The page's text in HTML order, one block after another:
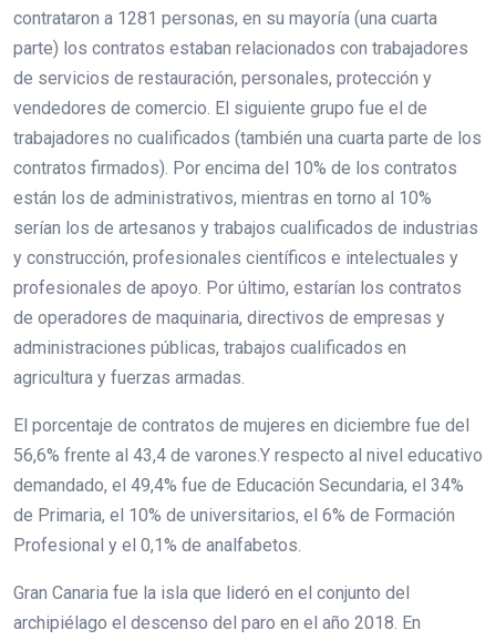
contrataron a 1281 personas, en su mayoría (una cuarta
parte) los contratos estaban relacionados con trabajadores
de servicios de restauración, personales, protección y
vendedores de comercio. El siguiente grupo fue el de
trabajadores no cualificados (también una cuarta parte de los
contratos firmados). Por encima del 10% de los contratos
están los de administrativos, mientras en torno al 10%
serían los de artesanos y trabajos cualificados de industrias
y construcción, profesionales científicos e intelectuales y
profesionales de apoyo. Por último, estarían los contratos
de operadores de maquinaria, directivos de empresas y
administraciones públicas, trabajos cualificados en
agricultura y fuerzas armadas.
El porcentaje de contratos de mujeres en diciembre fue del
56,6% frente al 43,4 de varones.Y respecto al nivel educativo
demandado, el 49,4% fue de Educación Secundaria, el 34%
de Primaria, el 10% de universitarios, el 6% de Formación
Profesional y el 0,1% de analfabetos.
Gran Canaria fue la isla que lideró en el conjunto del
archipiélago el descenso del paro en el año 2018. En